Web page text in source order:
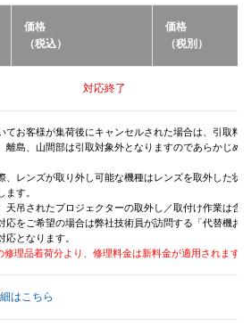
価格
（税込）
価格
（税別）
対応終了
てお客様が集荷後にキャンセルされた場合は、引取料
離島、山間部は引取対象外となりますのであらかじめ
、レンズが取り外し可能な機種はレンズを取外した状
ます。
天吊されたプロジェクターの取外し／取付け作業は含
応をご希望の場合は弊社技術員が訪問する「代替機お
応となります。
修理品着荷分より、修理料金は新料金が適用されます。
はこちら